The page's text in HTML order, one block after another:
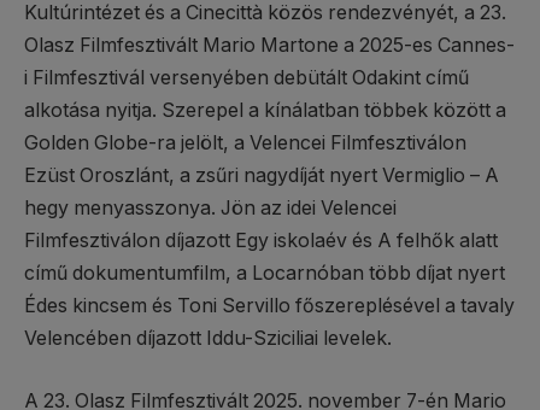
Kultúrintézet és a Cinecittà közös rendezvényét, a 23.
Olasz Filmfesztivált Mario Martone a 2025-es Cannes-
i Filmfesztivál versenyében debütált Odakint című
alkotása nyitja. Szerepel a kínálatban többek között a
Golden Globe-ra jelölt, a Velencei Filmfesztiválon
Ezüst Oroszlánt, a zsűri nagydíját nyert Vermiglio – A
hegy menyasszonya. Jön az idei Velencei
Filmfesztiválon díjazott Egy iskolaév és A felhők alatt
című dokumentumfilm, a Locarnóban több díjat nyert
Édes kincsem és Toni Servillo főszereplésével a tavaly
Velencében díjazott Iddu-Sziciliai levelek.
A 23. Olasz Filmfesztivált 2025. november 7-én Mario